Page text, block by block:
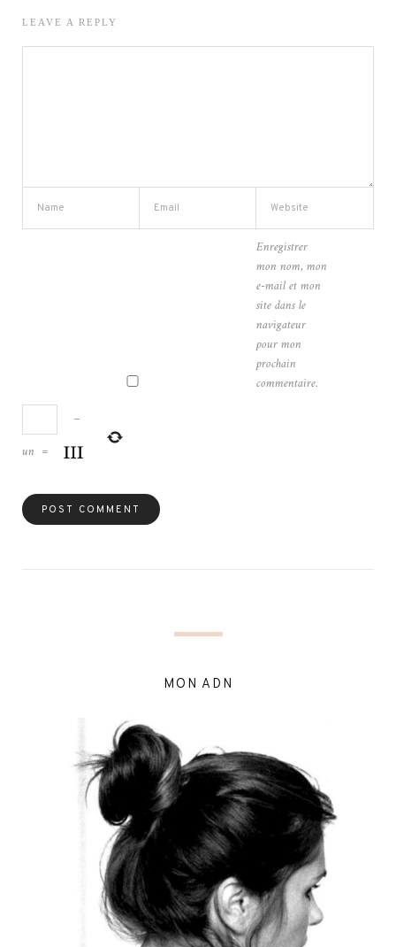
LEAVE A REPLY
Enregistrer
mon nom, mon
e-mail et mon
site dans le
navigateur
pour mon
prochain
commentaire.
−
un =
MON ADN